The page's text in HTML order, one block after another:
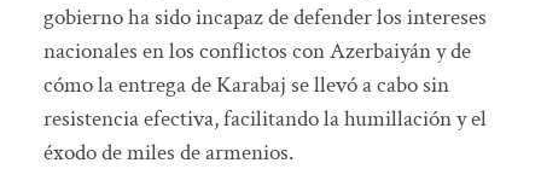
gobierno ha sido incapaz de defender los intereses
nacionales en los conflictos con Azerbaiyán y de
cómo la entrega de Karabaj se llevó a cabo sin
resistencia efectiva, facilitando la humillación y el
éxodo de miles de armenios.